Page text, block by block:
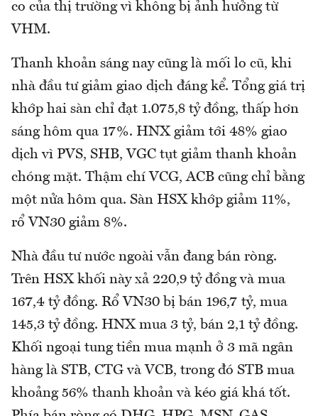
co của thị trường vì không bị ảnh hưởng từ
VHM.
Thanh khoản sáng nay cũng là mối lo cũ, khi
nhà đầu tư giảm giao dịch đáng kể. Tổng giá trị
khớp hai sàn chỉ đạt 1.075,8 tỷ đồng, thấp hơn
sáng hôm qua 17%. HNX giảm tới 48% giao
dịch vì PVS, SHB, VGC tụt giảm thanh khoản
chóng mặt. Thậm chí VCG, ACB cũng chỉ bằng
một nửa hôm qua. Sàn HSX khớp giảm 11%,
rổ VN30 giảm 8%.
Nhà đầu tư nước ngoài vẫn đang bán ròng.
Trên HSX khối này xả 220,9 tỷ đồng và mua
167,4 tỷ đồng. Rổ VN30 bị bán 196,7 tỷ, mua
145,3 tỷ đồng. HNX mua 3 tỷ, bán 2,1 tỷ đồng.
Khối ngoại tung tiền mua mạnh ở 3 mã ngân
hàng là STB, CTG và VCB, trong đó STB mua
khoảng 56% thanh khoản và kéo giá khá tốt.